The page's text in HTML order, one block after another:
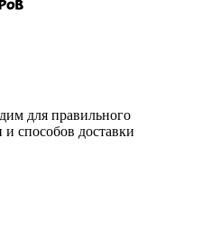
для правильного
способов доставки